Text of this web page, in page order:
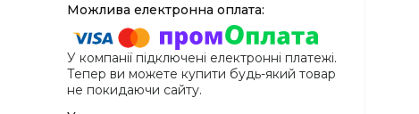
У компанії підключені електронні платежі.
Тепер ви можете купити будь-який товар
не покидаючи сайту.